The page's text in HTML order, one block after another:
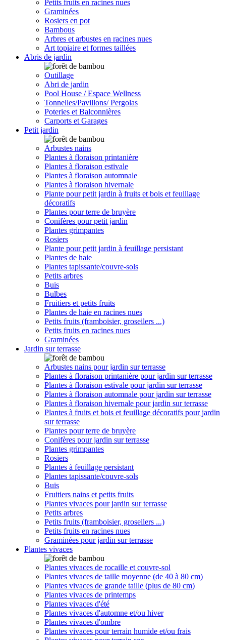
Petits fruits en racines nues
Graminées
Rosiers en pot
Bambous
Arbres et arbustes en racines nues
Art topiaire et formes taillées
Abris de jardin
Outillage
Abri de jardin
Pool House / Espace Wellness
Tonnelles/Pavillons/ Pergolas
Poteries et Balconnières
Carports et Garages
Petit jardin
Arbustes nains
Plantes à floraison printanière
Plantes à floraison estivale
Plantes à floraison automnale
Plantes à floraison hivernale
Plante pour petit jardin à fruits et bois et feuillage
décoratifs
Plantes pour terre de bruyère
Conifères pour petit jardin
Plantes grimpantes
Rosiers
Plante pour petit jardin à feuillage persistant
Plantes de haie
Plantes tapissante/couvre-sols
Petits arbres
Buis
Bulbes
Fruitiers et petits fruits
Plantes de haie en racines nues
Petits fruits (framboisier, groseilers ...)
Petits fruits en racines nues
Graminées
Jardin sur terrasse
Arbustes nains pour jardin sur terrasse
Plantes à floraison printanière pour jardin sur terrasse
Plantes à floraison estivale pour jardin sur terrasse
Plantes à floraison automnale pour jardin sur terrasse
Plantes à floraison hivernale pour jardin sur terrasse
Plantes à fruits et bois et feuillage décoratifs pour jardin
sur terrasse
Plantes pour terre de bruyère
Conifères pour jardin sur terrasse
Plantes grimpantes
Rosiers
Plantes à feuillage persistant
Plantes tapissante/couvre-sols
Buis
Fruitiers nains et petits fruits
Plantes vivaces pour jardin sur terrasse
Petits arbres
Petits fruits (framboisier, groseilers ...)
Petits fruits en racines nues
Graminées pour jardin sur terrasse
Plantes vivaces
Plantes vivaces de rocaille et couvre-sol
Plantes vivaces de taille moyenne (de 40 à 80 cm)
Plantes vivaces de grande taille (plus de 80 cm)
Plantes vivaces de printemps
Plantes vivaces d'été
Plantes vivaces d'automne et/ou hiver
Plantes vivaces d'ombre
Plantes vivaces pour terrain humide et/ou frais